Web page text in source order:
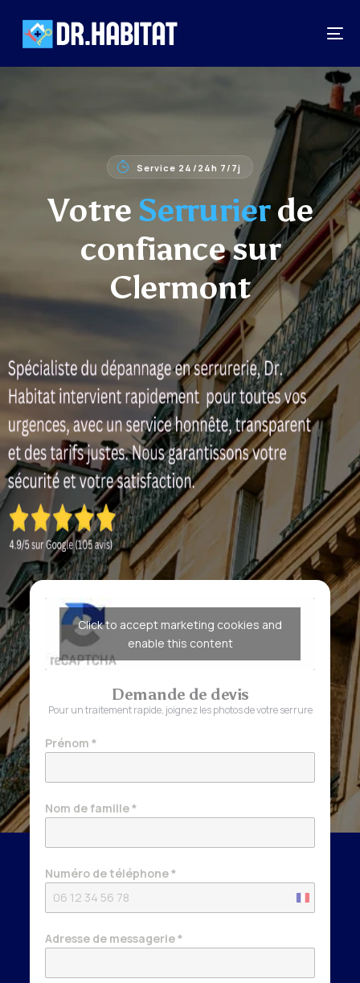
Service 24/24h 7/7j
Votre Serrurier de
confiance sur
Clermont
Click to accept marketing cookies and
enable this content
Demande de devis
Pour un traitement rapide, joignez les photos de votre serrure
Prénom*
Nom de famille*
Numéro de téléphone*
France
Adresse de messagerie*